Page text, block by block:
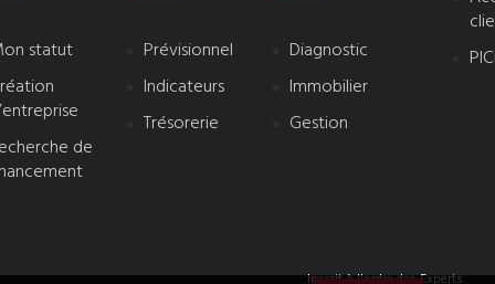
statut
de
Prévisionnel
Indicateurs
Trésorerie
Diagnostic
Immobilier
Gestion